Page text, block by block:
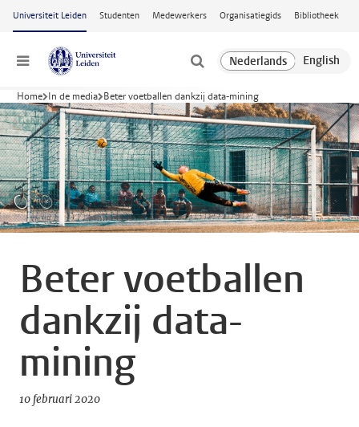
Ga naar hoofdinhoud
Universiteit Leiden Studenten Medewerkers Organisatiegids Bibliotheek
Menu
Home In de media Beter voetballen dankzij data-mining
Beter voetballen
dankzij data-
mining
10 februari 2020